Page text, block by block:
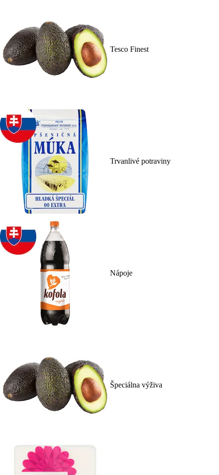
Tesco Finest
Trvanlivé potraviny
Nápoje
Špeciálna výživa